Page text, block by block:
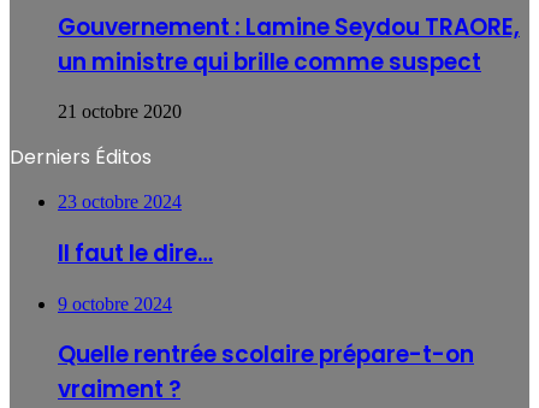
Gouvernement : Lamine Seydou TRAORE,
un ministre qui brille comme suspect
21 octobre 2020
Derniers Éditos
23 octobre 2024
Il faut le dire…
9 octobre 2024
Quelle rentrée scolaire prépare-t-on
vraiment ?